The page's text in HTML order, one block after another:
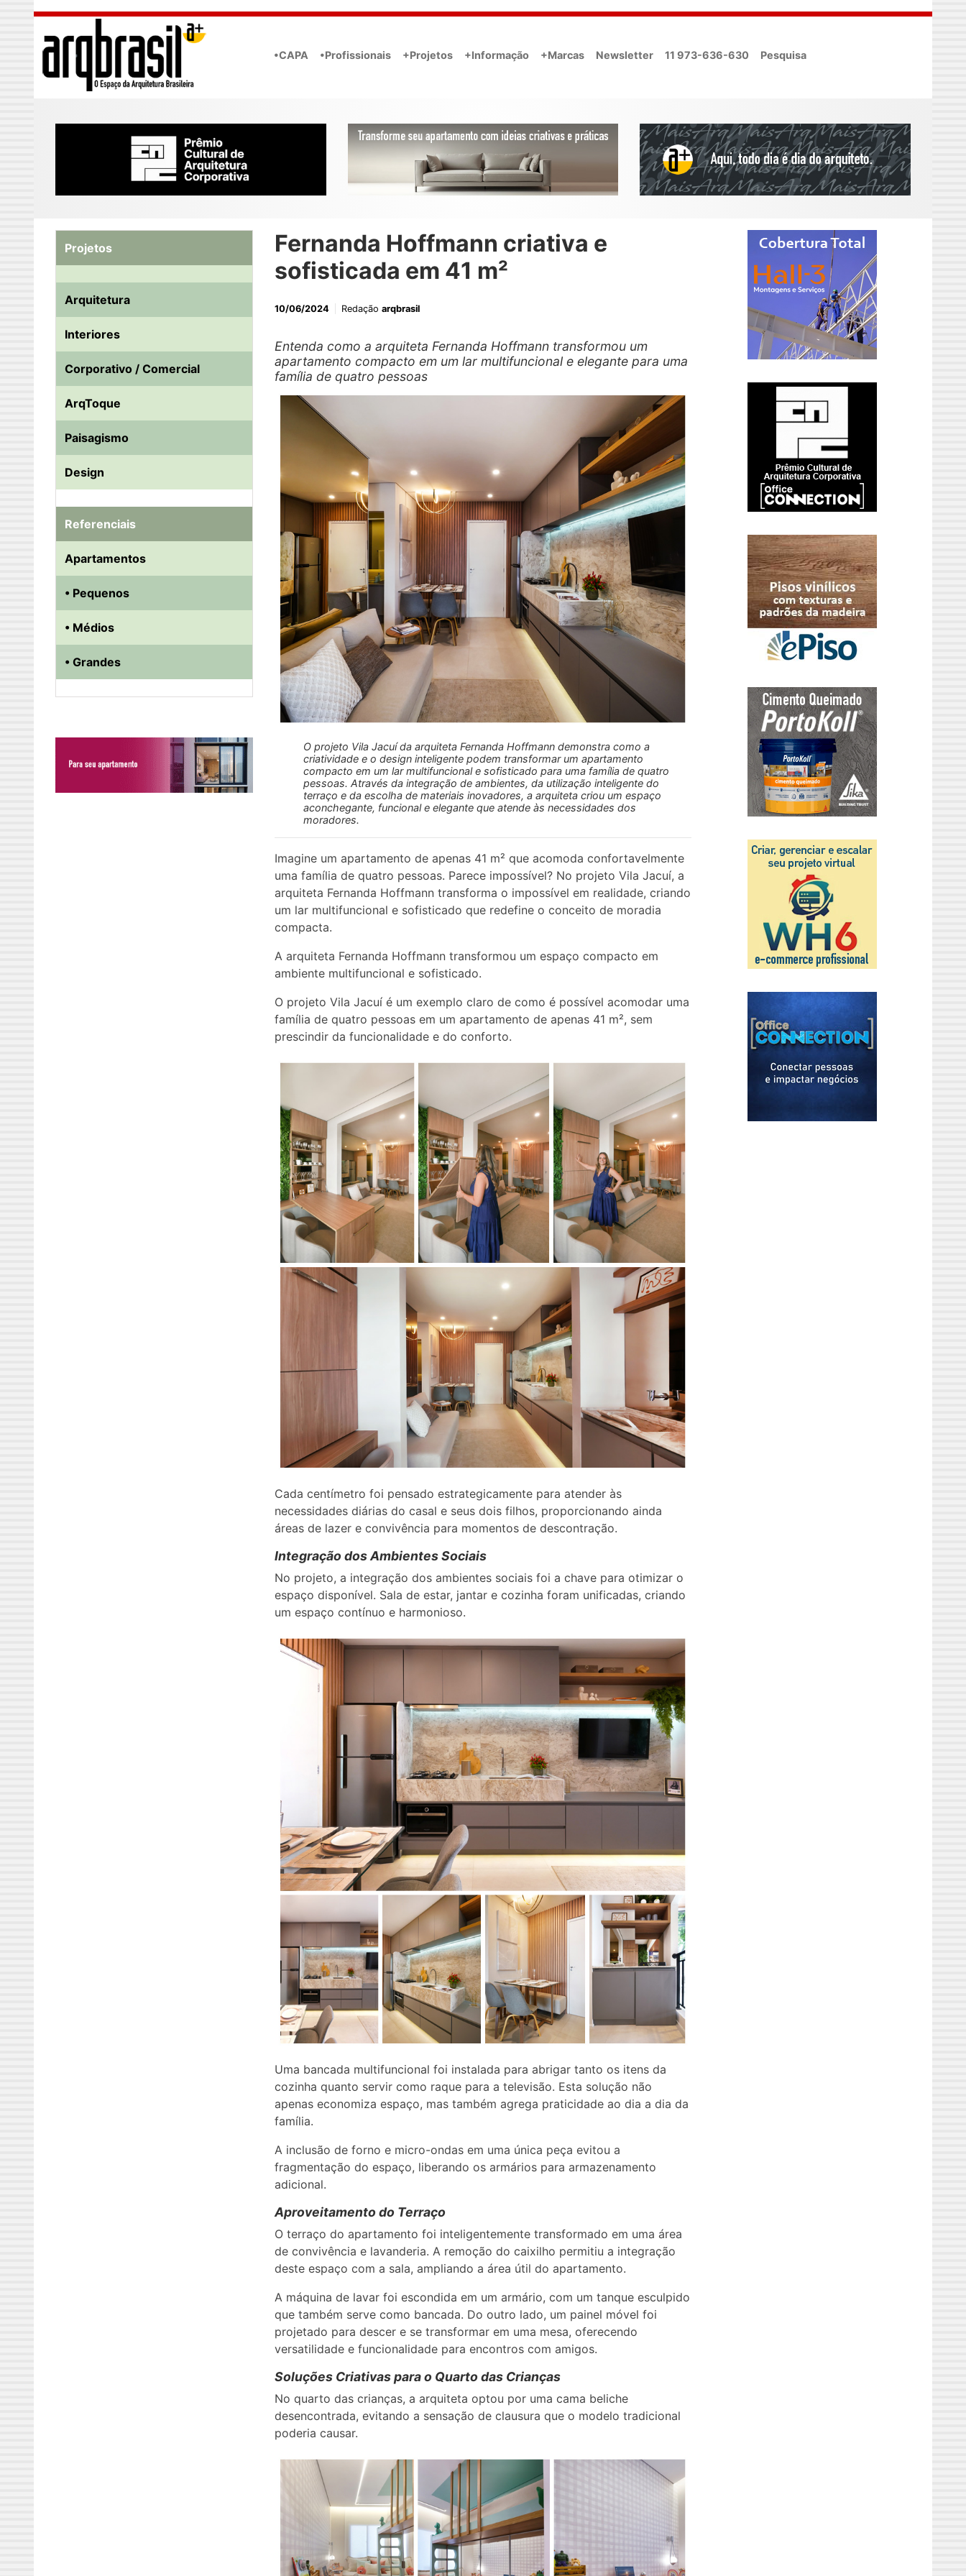
Skip to main content
•CAPA •Profissionais +Projetos +Informação +Marcas Newsletter 11 973-636-630 Pesquisa
Fernanda Hoffmann criativa e
sofisticada em 41 m²
10/06/2024 Redação arqbrasil
Entenda como a arquiteta Fernanda Hoffmann transformou um
apartamento compacto em um lar multifuncional e elegante para uma
família de quatro pessoas
O projeto Vila Jacuí da arquiteta Fernanda Hoffmann demonstra como a
criatividade e o design inteligente podem transformar um apartamento
compacto em um lar multifuncional e sofisticado para uma família de quatro
pessoas. Através da integração de ambientes, da utilização inteligente do
terraço e da escolha de materiais inovadores, a arquiteta criou um espaço
aconchegante, funcional e elegante que atende às necessidades dos
moradores.
Imagine um apartamento de apenas 41 m² que acomoda confortavelmente
uma família de quatro pessoas. Parece impossível? No projeto Vila Jacuí, a
arquiteta Fernanda Hoffmann transforma o impossível em realidade, criando
um lar multifuncional e sofisticado que redefine o conceito de moradia
compacta.
A arquiteta Fernanda Hoffmann transformou um espaço compacto em
ambiente multifuncional e sofisticado.
O projeto Vila Jacuí é um exemplo claro de como é possível acomodar uma
família de quatro pessoas em um apartamento de apenas 41 m², sem
prescindir da funcionalidade e do conforto.
Cada centímetro foi pensado estrategicamente para atender às
necessidades diárias do casal e seus dois filhos, proporcionando ainda
áreas de lazer e convivência para momentos de descontração.
Integração dos Ambientes Sociais
No projeto, a integração dos ambientes sociais foi a chave para otimizar o
espaço disponível. Sala de estar, jantar e cozinha foram unificadas, criando
um espaço contínuo e harmonioso.
Uma bancada multifuncional foi instalada para abrigar tanto os itens da
cozinha quanto servir como raque para a televisão. Esta solução não
apenas economiza espaço, mas também agrega praticidade ao dia a dia da
família.
A inclusão de forno e micro-ondas em uma única peça evitou a
fragmentação do espaço, liberando os armários para armazenamento
adicional.
Aproveitamento do Terraço
O terraço do apartamento foi inteligentemente transformado em uma área
de convivência e lavanderia. A remoção do caixilho permitiu a integração
deste espaço com a sala, ampliando a área útil do apartamento.
A máquina de lavar foi escondida em um armário, com um tanque esculpido
que também serve como bancada. Do outro lado, um painel móvel foi
projetado para descer e se transformar em uma mesa, oferecendo
versatilidade e funcionalidade para encontros com amigos.
Soluções Criativas para o Quarto das Crianças
No quarto das crianças, a arquiteta optou por uma cama beliche
desencontrada, evitando a sensação de clausura que o modelo tradicional
poderia causar.
Projetos
Arquitetura
Interiores
Corporativo / Comercial
ArqToque
Paisagismo
Design
Referenciais
Apartamentos
• Pequenos
• Médios
• Grandes